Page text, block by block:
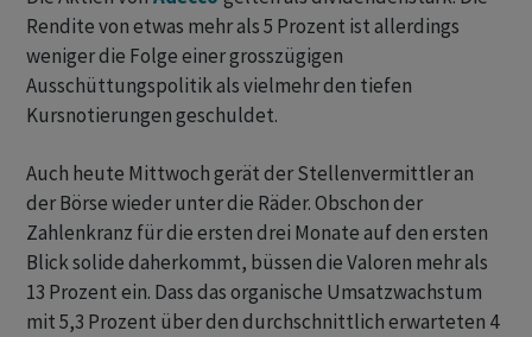
Rendite von etwas mehr als 5 Prozent ist allerdings
weniger die Folge einer grosszügigen
Ausschüttungspolitik als vielmehr den tiefen
Kursnotierungen geschuldet.
Auch heute Mittwoch gerät der Stellenvermittler an
der Börse wieder unter die Räder. Obschon der
Zahlenkranz für die ersten drei Monate auf den ersten
Blick solide daherkommt, büssen die Valoren mehr als
13 Prozent ein. Dass das organische Umsatzwachstum
mit 5,3 Prozent über den durchschnittlich erwarteten 4